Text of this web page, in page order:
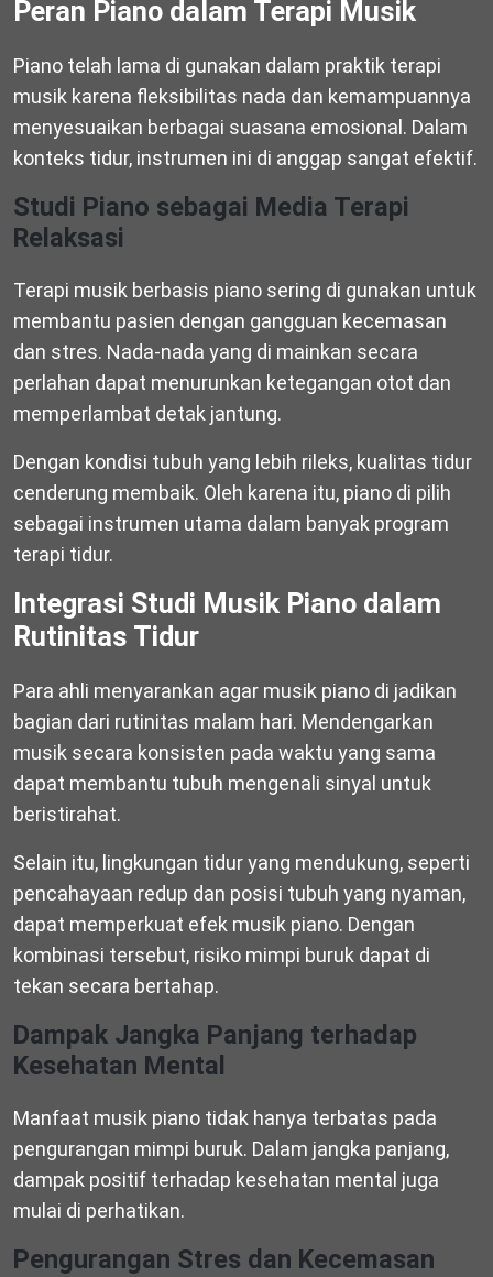
Peran Piano dalam Terapi Musik
Piano telah lama di gunakan dalam praktik terapi
musik karena fleksibilitas nada dan kemampuannya
menyesuaikan berbagai suasana emosional. Dalam
konteks tidur, instrumen ini di anggap sangat efektif.
Studi Piano sebagai Media Terapi
Relaksasi
Terapi musik berbasis piano sering di gunakan untuk
membantu pasien dengan gangguan kecemasan
dan stres. Nada-nada yang di mainkan secara
perlahan dapat menurunkan ketegangan otot dan
memperlambat detak jantung.
Dengan kondisi tubuh yang lebih rileks, kualitas tidur
cenderung membaik. Oleh karena itu, piano di pilih
sebagai instrumen utama dalam banyak program
terapi tidur.
Integrasi Studi Musik Piano dalam
Rutinitas Tidur
Para ahli menyarankan agar musik piano di jadikan
bagian dari rutinitas malam hari. Mendengarkan
musik secara konsisten pada waktu yang sama
dapat membantu tubuh mengenali sinyal untuk
beristirahat.
Selain itu, lingkungan tidur yang mendukung, seperti
pencahayaan redup dan posisi tubuh yang nyaman,
dapat memperkuat efek musik piano. Dengan
kombinasi tersebut, risiko mimpi buruk dapat di
tekan secara bertahap.
Dampak Jangka Panjang terhadap
Kesehatan Mental
Manfaat musik piano tidak hanya terbatas pada
pengurangan mimpi buruk. Dalam jangka panjang,
dampak positif terhadap kesehatan mental juga
mulai di perhatikan.
Pengurangan Stres dan Kecemasan